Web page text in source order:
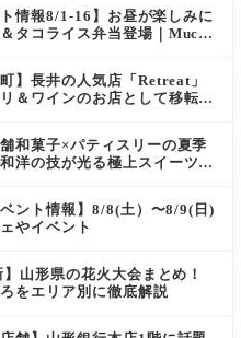
ト情報8/1-16】お昼が楽しみに
タコライス弁当登場｜Mucha
】長井の人気店「Retreat」
＆ワインのお店として移転オ
舗和菓子×パティスリーの夏季
洋の技が光る極上スイーツ｜
ベント情報】8/8(土）〜8/9(日)
やイベント
】山形県の花火大会まとめ！
をエリア別に徹底解説